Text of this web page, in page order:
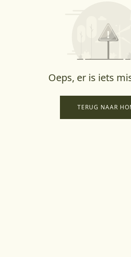
Oeps, er is iets
TERUG NAAR